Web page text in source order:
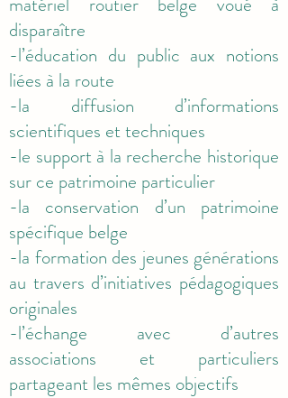
disparaître
-l’éducation du public aux notions
liées à la route
-la diffusion d’informations
scientifiques et techniques
-le support à la recherche historique
sur ce patrimoine particulier
-la conservation d’un patrimoine
spécifique belge
-la formation des jeunes générations
au travers d’initiatives pédagogiques
originales
-l’échange avec d’autres
associations et particuliers
partageant les mêmes objectifs